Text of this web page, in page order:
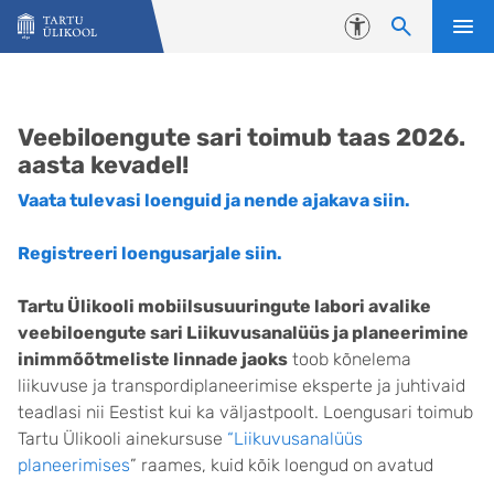
Liigu edasi põhisisu juurde
Juurdepääsetavus
Avaleht
Veebiloengute sari toimub taas 2026.
aasta kevadel!
Vaata tulevasi loenguid ja nende ajakava siin.
Registreeri loengusarjale siin.
Tartu Ülikooli mobiilsusuuringute labori avalike
veebiloengute sari Liikuvusanalüüs ja planeerimine
inimmõõtmeliste linnade jaoks toob kõnelema
liikuvuse ja transpordiplaneerimise eksperte ja juhtivaid
teadlasi nii Eestist kui ka väljastpoolt. Loengusari toimub
Tartu Ülikooli ainekursuse “Liikuvusanalüüs
planeerimises” raames, kuid kõik loengud on avatud